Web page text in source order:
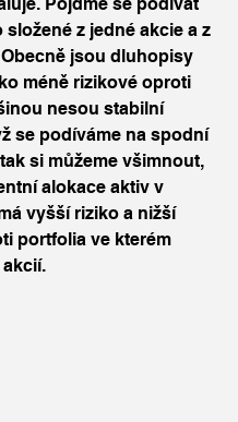
z jedné akcie a z
jsou dluhopisy
méně rizikové oproti
nesou stabilní
se podíváme na spodní
si můžeme všimnout,
alokace aktiv v
vyšší riziko a nižší
portfolia ve kterém